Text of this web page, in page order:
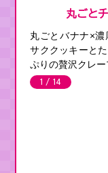
丸ごと
丸ごとバナナ×濃
サククッキーと
ぷりの贅沢クレー
1 / 14